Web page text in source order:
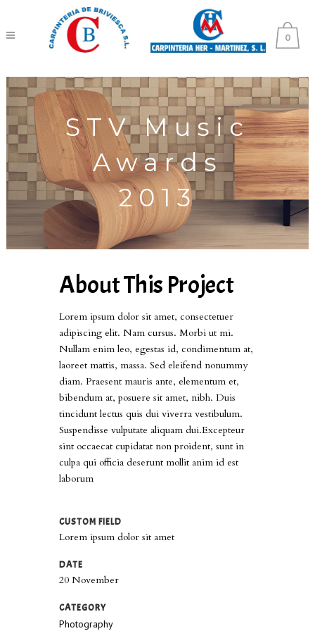
0
STV Music
Awards
2013
About This Project
Lorem ipsum dolor sit amet, consectetuer
adipiscing elit. Nam cursus. Morbi ut mi.
Nullam enim leo, egestas id, condimentum at,
laoreet mattis, massa. Sed eleifend nonummy
diam. Praesent mauris ante, elementum et,
bibendum at, posuere sit amet, nibh. Duis
tincidunt lectus quis dui viverra vestibulum.
Suspendisse vulputate aliquam dui.Excepteur
sint occaecat cupidatat non proident, sunt in
culpa qui officia deserunt mollit anim id est
laborum
CUSTOM FIELD
Lorem ipsum dolor sit amet
DATE
20 November
CATEGORY
Photography